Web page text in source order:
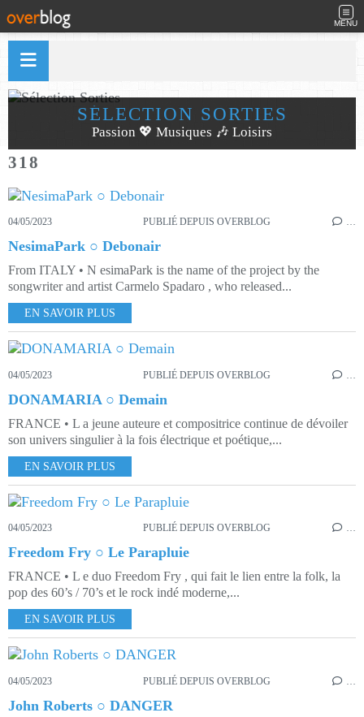
MENU
SÉLECTION SORTIES
Passion 💖 Musiques 🎶 Loisirs
318
04/05/2023 PUBLIÉ DEPUIS OVERBLOG …
NesimaPark ○ Debonair
From ITALY • N esimaPark is the name of the project by the
songwriter and artist Carmelo Spadaro , who released...
EN SAVOIR PLUS
04/05/2023 PUBLIÉ DEPUIS OVERBLOG
DONAMARIA ○ Demain
FRANCE • L a jeune auteure et compositrice continue de dévoiler
son univers singulier à la fois électrique et poétique,...
EN SAVOIR PLUS
04/05/2023 PUBLIÉ DEPUIS OVERBLOG …
Freedom Fry ○ Le Parapluie
FRANCE • L e duo Freedom Fry , qui fait le lien entre la folk, la
pop des 60’s / 70’s et le rock indé moderne,...
EN SAVOIR PLUS
04/05/2023 PUBLIÉ DEPUIS OVERBLOG
John Roberts ○ DANGER